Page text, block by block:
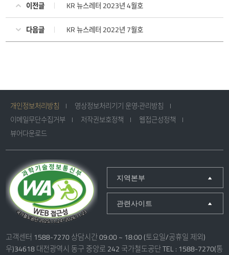
이전글 KR 뉴스레터 2023년 4월호
다음글 KR 뉴스레터 2022년 7월호
개인정보처리방침
영상정보처리기기 운영·관리방침
이메일무단수집거부
저작권보호정책
웹접근성정책
뷰어다운로드
지역본부
관련사이트
고객센터 1588-7270 상담시간 09:00 ~ 18:00 (토요일/공휴일 제외)
우)34618 대전광역시 동구 중앙로 242 국가철도공단 TEL : 1588-7270(통